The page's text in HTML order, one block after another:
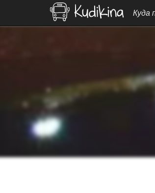
Куда